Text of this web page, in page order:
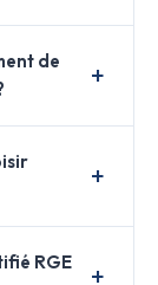
de
RGE